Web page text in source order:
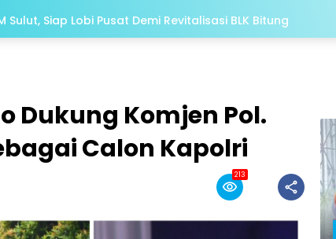
Siap Lobi Pusat Demi Revitalisasi BLK Bitung
Dukung Komjen Pol.
Calon Kapolri
213